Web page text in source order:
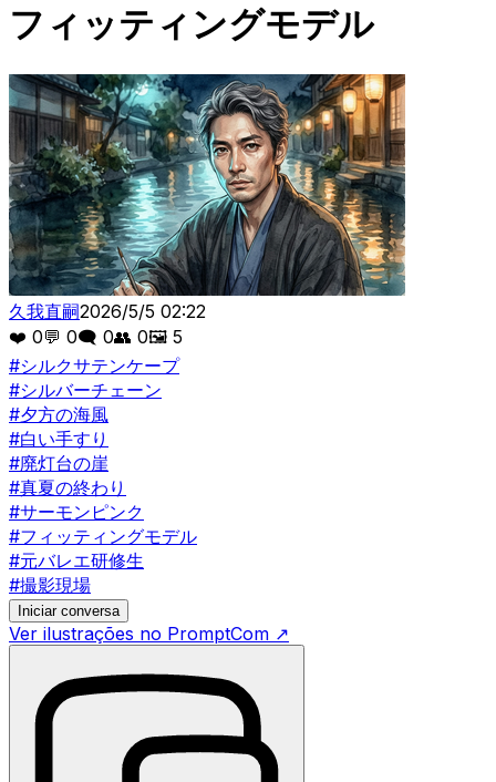
フィッティングモデル
久我直嗣2026/5/5 02:22
❤️ 0💬 0🗨️ 0👥 0🖼️ 5
#シルクサテンケープ
#シルバーチェーン
#夕方の海風
#白い手すり
#廃灯台の崖
#真夏の終わり
#サーモンピンク
#フィッティングモデル
#元バレエ研修生
#撮影現場
Iniciar conversa
Ver ilustrações no PromptCom ↗